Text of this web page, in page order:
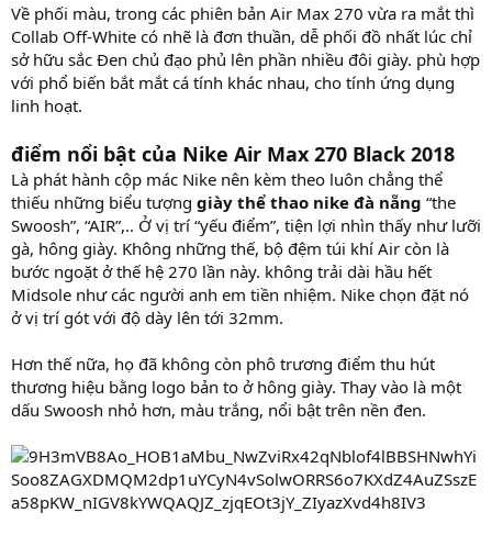
Về phối màu, trong các phiên bản Air Max 270 vừa ra mắt thì
Collab Off-White có nhẽ là đơn thuần, dễ phối đồ nhất lúc chỉ
sở hữu sắc Đen chủ đạo phủ lên phần nhiều đôi giày. phù hợp
với phổ biến bắt mắt cá tính khác nhau, cho tính ứng dụng
linh hoạt.
điểm nổi bật của Nike Air Max 270 Black 2018
Là phát hành cộp mác Nike nên kèm theo luôn chẳng thể
thiếu những biểu tượng giày thể thao nike đà nẵng “the
Swoosh”, “AIR”,.. Ở vị trí “yếu điểm”, tiện lợi nhìn thấy như lưỡi
gà, hông giày. Không những thế, bộ đệm túi khí Air còn là
bước ngoặt ở thế hệ 270 lần này. không trải dài hầu hết
Midsole như các người anh em tiền nhiệm. Nike chọn đặt nó
ở vị trí gót với độ dày lên tới 32mm.
Hơn thế nữa, họ đã không còn phô trương điểm thu hút
thương hiệu bằng logo bản to ở hông giày. Thay vào là một
dấu Swoosh nhỏ hơn, màu trắng, nổi bật trên nền đen.